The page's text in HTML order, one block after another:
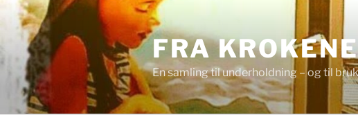
Skip
to
content
FRA
En samling til underholdning – og til